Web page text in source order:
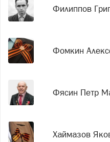
Филиппов
Фомкин
Фясин Петр
Хаймазов